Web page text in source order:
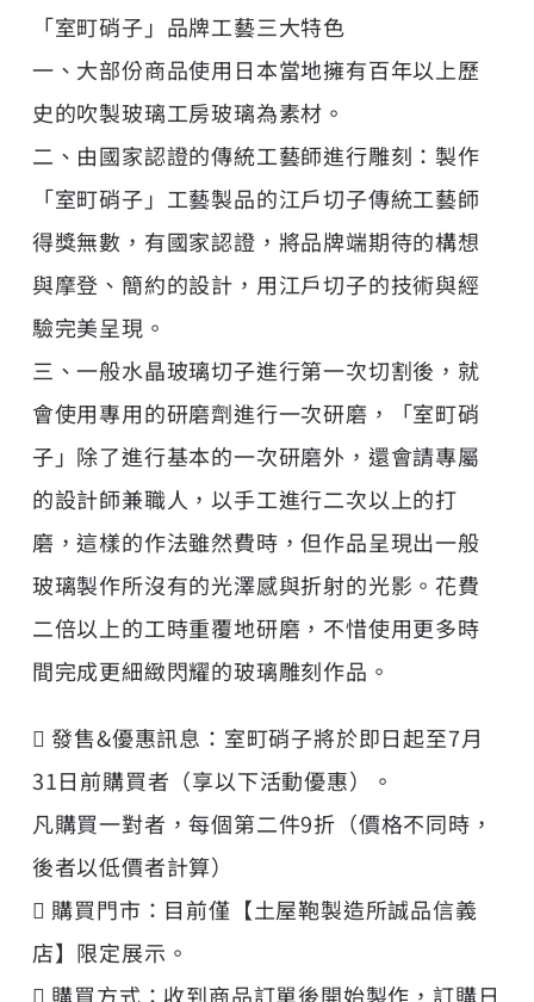
「室町硝子」品牌工藝三大特色
一、大部份商品使用日本當地擁有百年以上歷
史的吹製玻璃工房玻璃為素材。
二、由國家認證的傳統工藝師進行雕刻：製作
「室町硝子」工藝製品的江戶切子傳統工藝師
得獎無數，有國家認證，將品牌端期待的構想
與摩登、簡約的設計，用江戶切子的技術與經
驗完美呈現。
三、一般水晶玻璃切子進行第一次切割後，就
會使用專用的研磨劑進行一次研磨，「室町硝
子」除了進行基本的一次研磨外，還會請專屬
的設計師兼職人，以手工進行二次以上的打
磨，這樣的作法雖然費時，但作品呈現出一般
玻璃製作所沒有的光澤感與折射的光影。花費
二倍以上的工時重覆地研磨，不惜使用更多時
間完成更細緻閃耀的玻璃雕刻作品。
 發售&優惠訊息：室町硝子將於即日起至7月
31日前購買者（享以下活動優惠）。
凡購買一對者，每個第二件9折（價格不同時，
後者以低價者計算）
 購買門市：目前僅【土屋鞄製造所誠品信義
店】限定展示。
 購買方式：收到商品訂單後開始製作，訂購日